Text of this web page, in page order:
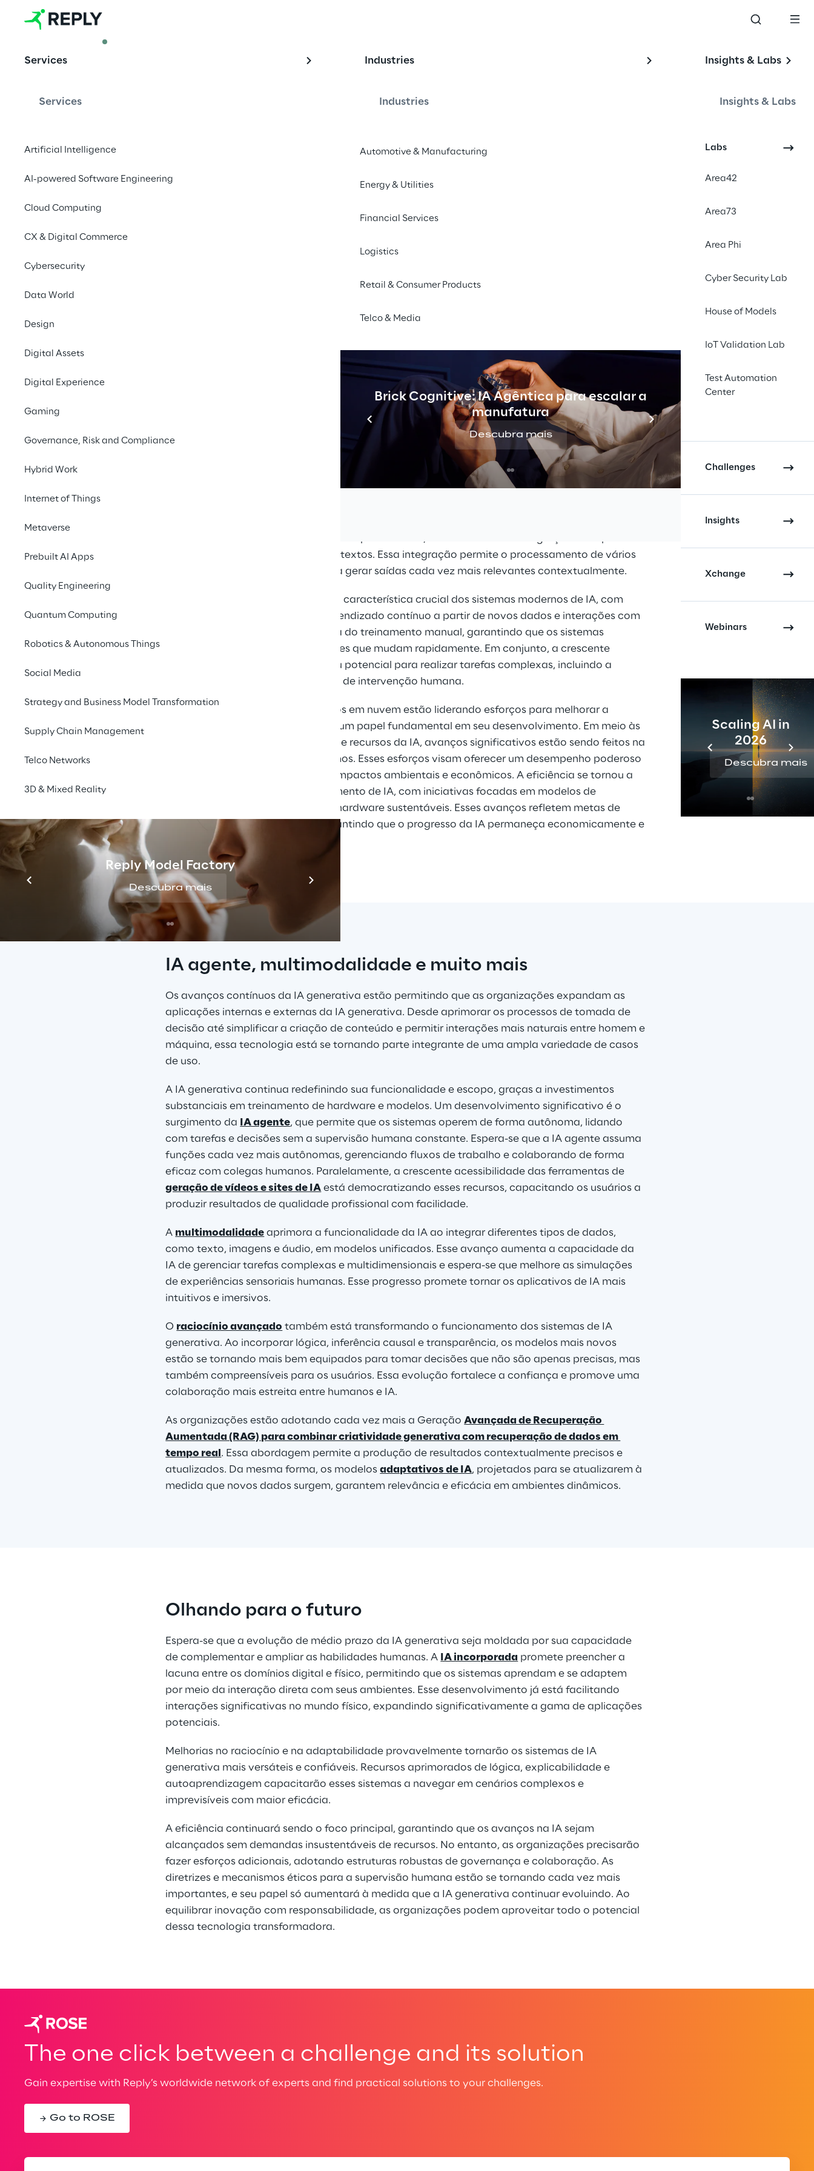
Services
Services
Artificial Intelligence
AI-powered Software Engineering
Cloud Computing
CX & Digital Commerce
Cybersecurity
Data World
Design
Digital Assets
Digital Experience
Gaming
Governance, Risk and Compliance
Hybrid Work
Internet of Things
Metaverse
Prebuilt AI Apps
Quality Engineering
Quantum Computing
Robotics & Autonomous Things
Social Media
Strategy and Business Model Transformation
Supply Chain Management
Telco Networks
3D & Mixed Reality
Reply Model Factory
Descubra mais
Industries
Industries
Automotive & Manufacturing
Energy & Utilities
Financial Services
Logistics
Retail & Consumer Products
Telco & Media
Brick Cognitive: IA Agêntica para escalar a
manufatura
Descubra mais
Insights & Labs
Insights & Labs
Labs
Area42
Area73
Area Phi
Cyber Security Lab
House of Models
IoT Validation Lab
Test Automation
Center
Challenges
Insights
Xchange
Webinars
Scaling AI in
2026
Descubra mais
IA generativa: 8 insights para 2025
influenciam a adoção da IA generativa pelas
INDEX
dos sistemas de IA em diversos contextos. Essa integração permite o processamento de vários
tipos de dados, além do texto, para gerar saídas cada vez mais relevantes contextualmente.
A adaptabilidade surgiu como uma característica crucial dos sistemas modernos de IA, com
ênfase crescente em permitir o aprendizado contínuo a partir de novos dados e interações com
o usuário. Isso reduz a dependência do treinamento manual, garantindo que os sistemas
permaneçam eficazes em ambientes que mudam rapidamente. Em conjunto, a crescente
autonomia da IA está liberando seu potencial para realizar tarefas complexas, incluindo a
tomada de decisões, como mínimo de intervenção humana.
Os principais provedores de serviços em nuvem estão liderando esforços para melhorar a
, que desempenha um papel fundamental em seu desenvolvimento. Em meio às
preocupações com as demandas de recursos da IA, avanços significativos estão sendo feitos na
otimização de hardware e algoritmos. Esses esforços visam oferecer um desempenho poderoso
e, ao mesmo tempo, minimizar os impactos ambientais e econômicos. A eficiência se tornou a
principal prioridade no desenvolvimento de IA, com iniciativas focadas em modelos de
eficiência energética e designs de hardware sustentáveis. Esses avanços refletem metas de
sustentabilidade mais amplas, garantindo que o progresso da IA permaneça economicamente e
ambientalmente viável.
IA agente, multimodalidade e muito mais
Os avanços contínuos da IA generativa estão permitindo que as organizações expandam as
aplicações internas e externas da IA generativa. Desde aprimorar os processos de tomada de
decisão até simplificar a criação de conteúdo e permitir interações mais naturais entre homem e
máquina, essa tecnologia está se tornando parte integrante de uma ampla variedade de casos
de uso.
A IA generativa continua redefinindo sua funcionalidade e escopo, graças a investimentos
substanciais em treinamento de hardware e modelos. Um desenvolvimento significativo é o
surgimento da
IA agente, que permite que os sistemas operem de forma autônoma, lidando
com tarefas e decisões sem a supervisão humana constante. Espera-se que a IA agente assuma
funções cada vez mais autônomas, gerenciando fluxos de trabalho e colaborando de forma
eficaz com colegas humanos. Paralelamente, a crescente acessibilidade das ferramentas de
geração de vídeos e sites de IA está democratizando esses recursos, capacitando os usuários a
produzir resultados de qualidade profissional com facilidade.
A multimodalidade aprimora a funcionalidade da IA ao integrar diferentes tipos de dados,
como texto, imagens e áudio, em modelos unificados. Esse avanço aumenta a capacidade da
IA de gerenciar tarefas complexas e multidimensionais e espera-se que melhore as simulações
de experiências sensoriais humanas. Esse progresso promete tornar os aplicativos de IA mais
intuitivos e imersivos.
O raciocínio avançado também está transformando o funcionamento dos sistemas de IA
generativa. Ao incorporar lógica, inferência causal e transparência, os modelos mais novos
estão se tornando mais bem equipados para tomar decisões que não são apenas precisas, mas
também compreensíveis para os usuários. Essa evolução fortalece a confiança e promove uma
colaboração mais estreita entre humanos e IA.
As organizações estão adotando cada vez mais a Geração Avançada de Recuperação
Aumentada (RAG) para combinar criatividade generativa com recuperação de dados em
tempo real . Essa abordagem permite a produção de resultados contextualmente precisos e
atualizados. Da mesma forma, os modelos adaptativos de IA, projetados para se atualizarem à
medida que novos dados surgem, garantem relevância e eficácia em ambientes dinâmicos.
Olhando para o futuro
Espera-se que a evolução de médio prazo da IA generativa seja moldada por sua capacidade
de complementar e ampliar as habilidades humanas. A IA incorporada promete preencher a
lacuna entre os domínios digital e físico, permitindo que os sistemas aprendam e se adaptem
por meio da interação direta com seus ambientes. Esse desenvolvimento já está facilitando
interações significativas no mundo físico, expandindo significativamente a gama de aplicações
potenciais.
Melhorias no raciocínio e na adaptabilidade provavelmente tornarão os sistemas de IA
generativa mais versáteis e confiáveis. Recursos aprimorados de lógica, explicabilidade e
autoaprendizagem capacitarão esses sistemas a navegar em cenários complexos e
imprevisíveis com maior eficácia.
A eficiência continuará sendo o foco principal, garantindo que os avanços na IA sejam
alcançados sem demandas insustentáveis de recursos. No entanto, as organizações precisarão
fazer esforços adicionais, adotando estruturas robustas de governança e colaboração. As
diretrizes e mecanismos éticos para a supervisão humana estão se tornando cada vez mais
importantes, e seu papel só aumentará à medida que a IA generativa continuar evoluindo. Ao
equilibrar inovação com responsabilidade, as organizações podem aproveitar todo o potencial
dessa tecnologia transformadora.
The one click between a challenge and its solution
Gain expertise with Reply’s worldwide network of experts and find practical solutions to your challenges.
Go to ROSE